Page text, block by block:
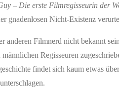
– Die erste Filmregisseurin der
gnadenlosen Nicht-Existenz
Filmnerd nicht bekannt
Regisseuren
findet sich kaum etwas